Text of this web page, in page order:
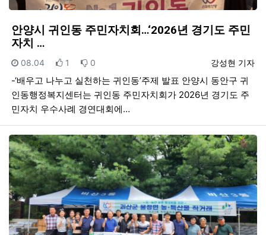
안양시 귀인동 주민자치회…‘2026년 경기도 주민
자치 …
등록자
강성현 기자
등록일
08.04 추천
1 비추천
0
-‘배우고 나누고 실천하는 귀인동’주제 발표 안양시 동안구 귀
인동행정복지센터는 귀인동 주민자치회가 2026년 경기도 주
민자치 우수사례 경연대회에…